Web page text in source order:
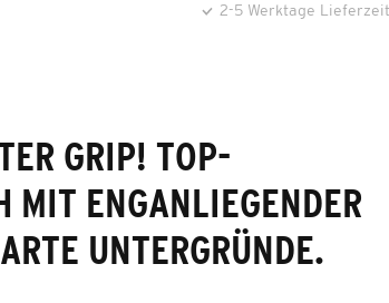
2-5 Werktage Lieferzeit
GRIP! TOP-
MIT ENGANLIEGENDER
UNTERGRÜNDE.